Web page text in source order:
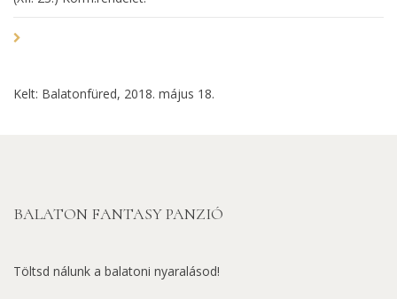
Kelt: Balatonfüred, 2018. május 18.
BALATON FANTASY PANZIÓ
Töltsd nálunk a balatoni nyaralásod!